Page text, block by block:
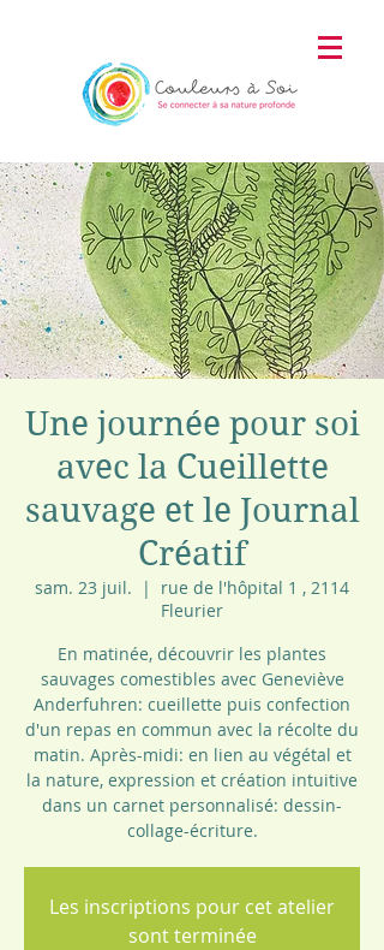
Une journée pour soi
avec la Cueillette
sauvage et le Journal
Créatif
sam. 23 juil.
  |
rue de l'hôpital 1 , 2114
Fleurier
En matinée, découvrir les plantes
sauvages comestibles avec Geneviève
Anderfuhren: cueillette puis confection
d'un repas en commun avec la récolte du
matin. Après-midi: en lien au végétal et
la nature, expression et création intuitive
dans un carnet personnalisé: dessin-
collage-écriture.
Les inscriptions pour cet atelier
sont terminée